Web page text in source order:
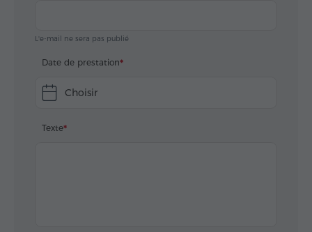
L'e-mail ne sera pas publié
Date de prestation
Choisir
Texte